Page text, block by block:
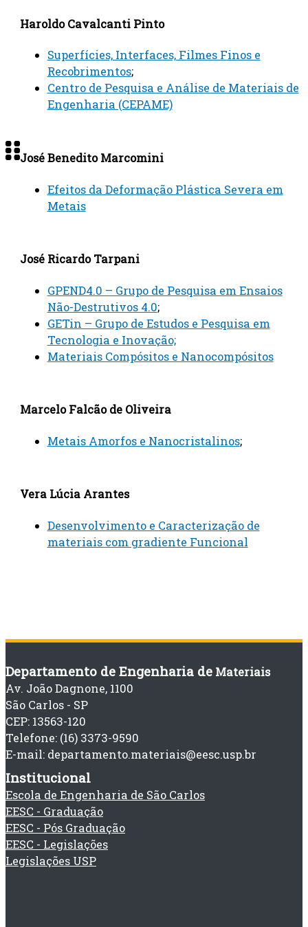
Haroldo Cavalcanti Pinto
Superfícies, Interfaces, Filmes Finos e
Recobrimentos;
Centro de Pesquisa e Análise de Materiais de
Engenharia (CEPAME)
José Benedito Marcomini
Efeitos da Deformação Plástica Severa em
Metais
José Ricardo Tarpani
GPEND4.0 – Grupo de Pesquisa em Ensaios
Não-Destrutivos 4.0;
GETin – Grupo de Estudos e Pesquisa em
Tecnologia e Inovação;
Materiais Compósitos e Nanocompósitos
Marcelo Falcão de Oliveira
Metais Amorfos e Nanocristalinos;
Vera Lúcia Arantes
Desenvolvimento e Caracterização de
materiais com gradiente Funcional
Departamento de Engenharia de Materiais
Av. João Dagnone, 1100
São Carlos - SP
CEP: 13563-120
Telefone: (16) 3373-9590
E-mail: departamento.materiais@eesc.usp.br
Institucional
Escola de Engenharia de São Carlos
EESC - Graduação
EESC - Pós Graduação
EESC - Legislações
Legislações USP